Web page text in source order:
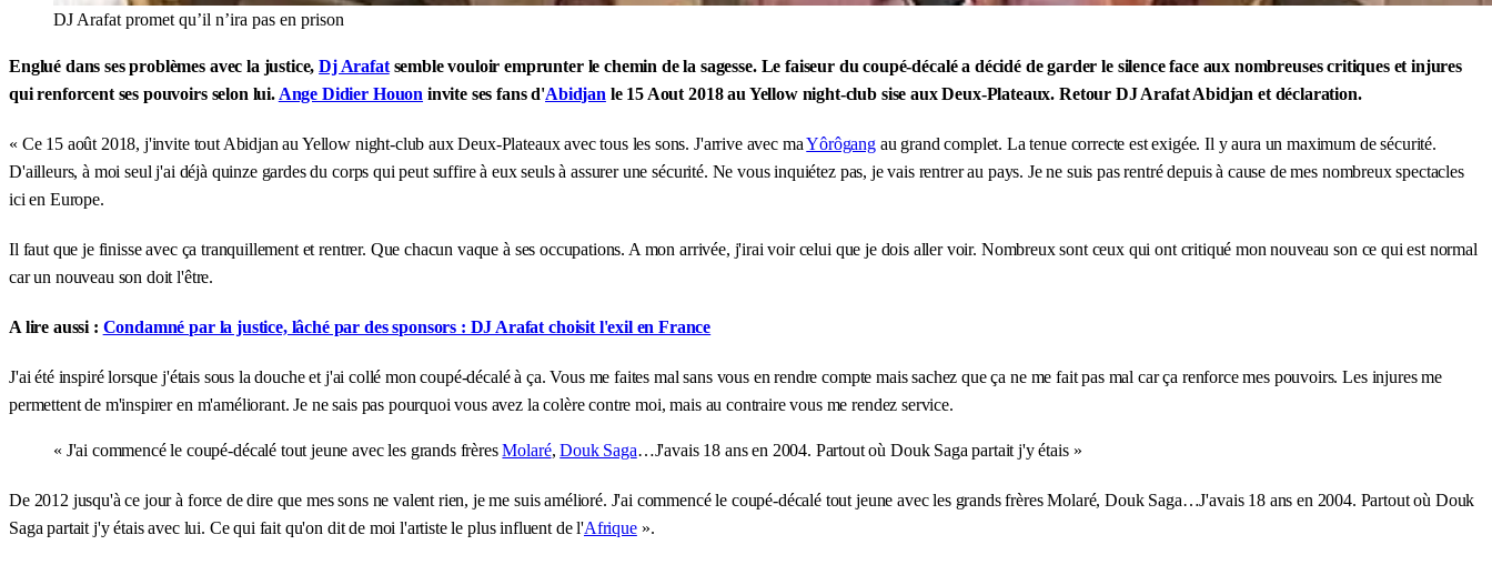
DJ Arafat promet qu’il n’ira pas en prison
Englué dans ses problèmes avec la justice,Dj Arafatsemble vouloir emprunter le chemin de la sagesse. Le faiseur du coupé-décalé a décidé de garder le silence face aux nombreuses critiques et injures
qui renforcent ses pouvoirs selon lui. Ange Didier Houon invite ses fans d'Abidjan le 15 Aout 2018 au Yellow night-club sise aux Deux-Plateaux. Retour DJ Arafat Abidjan et déclaration.
« Ce 15 août 2018, j'invite tout Abidjan au Yellow night-club aux Deux-Plateaux avec tous les sons. J'arrive avec maYôrôgang au grand complet. La tenue correcte est exigée. Il y aura un maximum de sécurité.
D'ailleurs, à moi seul j'ai déjà quinze gardes du corps qui peut suffire à eux seuls à assurer une sécurité. Ne vous inquiétez pas, je vais rentrer au pays. Je ne suis pas rentré depuis à cause de mes nombreux spectacles
ici en Europe.
Il faut que je finisse avec ça tranquillement et rentrer. Que chacun vaque à ses occupations. A mon arrivée, j'irai voir celui que je dois aller voir. Nombreux sont ceux qui ont critiqué mon nouveau son ce qui est normal
car un nouveau son doit l'être.
A lire aussi : Condamné par la justice, lâché par des sponsors : DJ Arafat choisit l'exil en France
J'ai été inspiré lorsque j'étais sous la douche et j'ai collé mon coupé-décalé à ça. Vous me faites mal sans vous en rendre compte mais sachez que ça ne me fait pas mal car ça renforce mes pouvoirs. Les injures me
permettent de m'inspirer en m'améliorant. Je ne sais pas pourquoi vous avez la colère contre moi, mais au contraire vous me rendez service.
« J'ai commencé le coupé-décalé tout jeune avec les grands frèresMolaré,Douk Saga…J'avais 18 ans en 2004. Partout où Douk Saga partait j'y étais »
De 2012 jusqu'à ce jour à force de dire que mes sons ne valent rien, je me suis amélioré. J'ai commencé le coupé-décalé tout jeune avec les grands frères Molaré, Douk Saga…J'avais 18 ans en 2004. Partout où Douk
Saga partait j'y étais avec lui. Ce qui fait qu'on dit de moi l'artiste le plus influent de l'Afrique».